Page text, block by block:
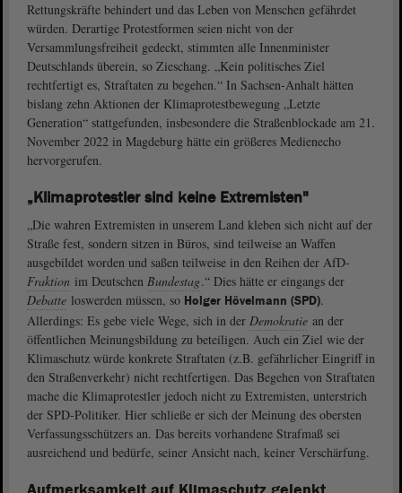
Rettungskräfte behindert und das Leben von Menschen gefährdet
würden. Derartige Protestformen seien nicht von der
Versammlungsfreiheit gedeckt, stimmten alle Innenminister
Deutschlands überein, so Zieschang. „Kein politisches Ziel
rechtfertigt es, Straftaten zu begehen.“ In Sachsen-Anhalt hätten
bislang zehn Aktionen der Klimaprotestbewegung „Letzte
Generation“ stattgefunden, insbesondere die Straßenblockade am 21.
November 2022 in Magdeburg hätte ein größeres Medienecho
hervorgerufen.
„Klimaprotestler sind keine Extremisten"
„Die wahren Extremisten in unserem Land kleben sich nicht auf der
Straße fest, sondern sitzen in Büros, sind teilweise an Waffen
ausgebildet worden und saßen teilweise in den Reihen der AfD-
Fraktion im Deutschen Bundestag.“ Dies hätte er eingangs der
Debatte loswerden müssen, so Holger Hövelmann (SPD).
Allerdings: Es gebe viele Wege, sich in der Demokratie an der
öffentlichen Meinungsbildung zu beteiligen. Auch ein Ziel wie der
Klimaschutz würde konkrete Straftaten (z.B. gefährlicher Eingriff in
den Straßenverkehr) nicht rechtfertigen. Das Begehen von Straftaten
mache die Klimaprotestler jedoch nicht zu Extremisten, unterstrich
der SPD-Politiker. Hier schließe er sich der Meinung des obersten
Verfassungsschützers an. Das bereits vorhandene Strafmaß sei
ausreichend und bedürfe, seiner Ansicht nach, keiner Verschärfung.